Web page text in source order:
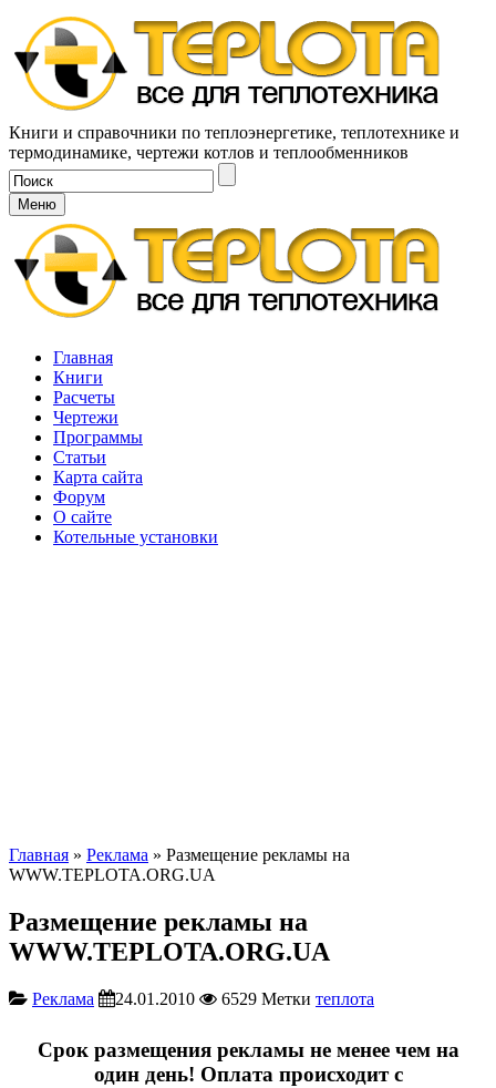
Книги и справочники по теплоэнергетике, теплотехнике и
термодинамике, чертежи котлов и теплообменников
Меню
Главная
Книги
Расчеты
Чертежи
Программы
Статьи
Карта сайта
Форум
О сайте
Котельные установки
Главная » Реклама » Размещение рекламы на
WWW.TEPLOTA.ORG.UA
Размещение рекламы на
WWW.TEPLOTA.ORG.UA
Реклама 24.01.2010 6529 Метки теплота
Срок размещения рекламы не менее чем на
один день! Оплата происходит с